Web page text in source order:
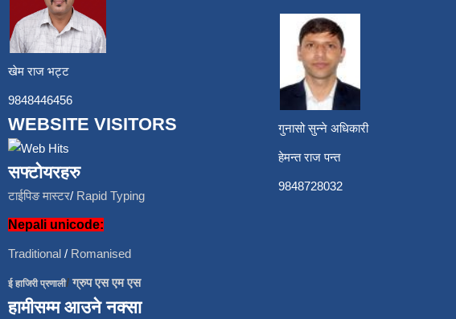
खेम राज भट्ट
9848446456
WEBSITE VISITORS
सफ्टोयरहरु
टाईपिङ मास्टर/ Rapid Typing
Nepali unicode:
Traditional / Romanised
ई हाजिरी प्रणाली/ग्रुप एस एम एस
हामीसम्म आउने नक्सा
गुनासो सुन्ने अधिकारी
हेमन्त राज पन्त
9848728032